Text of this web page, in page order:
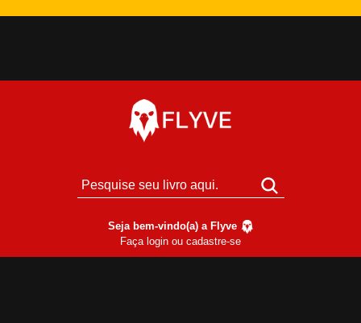
Seja bem-vindo(a) a Flyve
Faça login ou cadastre-se